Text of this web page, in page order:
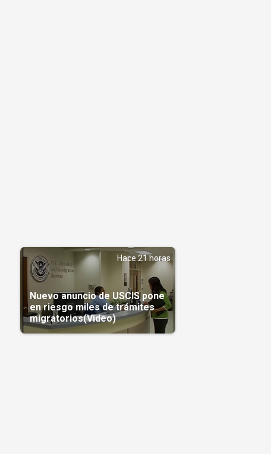
Hace 21 horas
Nuevo anuncio de USCIS pone
en riesgo miles de trámites
migratorios(Video)